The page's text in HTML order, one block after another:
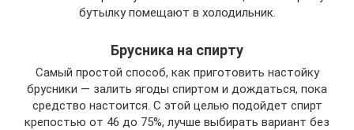
бутылку помещают в холодильник.
Брусника на спирту
Самый простой способ, как приготовить настойку
брусники — залить ягоды спиртом и дождаться, пока
средство настоится. С этой целью подойдет спирт
крепостью от 46 до 75%, лучше выбирать вариант без